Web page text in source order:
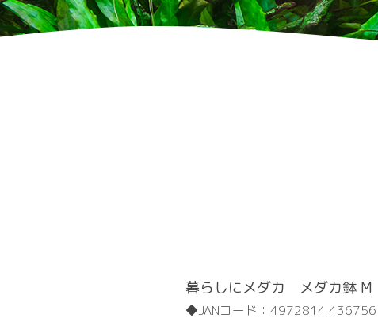
暮らしにメダカ メダカ鉢 M
JANコード： 4972814 436756